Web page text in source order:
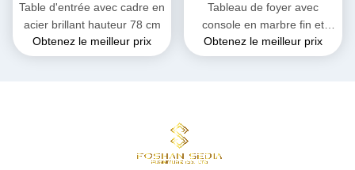
Table d'entrée avec cadre en
acier brillant hauteur 78 cm
Obtenez le meilleur prix
Tableau de foyer avec
console en marbre fin et
brillant Largeur 45 cm
Obtenez le meilleur prix